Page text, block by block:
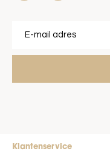
Klantenservice